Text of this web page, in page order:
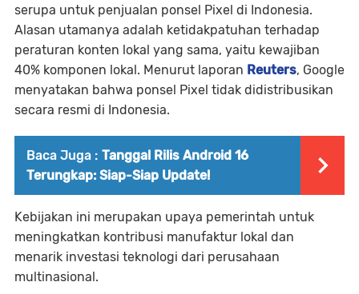
serupa untuk penjualan ponsel Pixel di Indonesia.
Alasan utamanya adalah ketidakpatuhan terhadap
peraturan konten lokal yang sama, yaitu kewajiban
40% komponen lokal. Menurut laporan Reuters, Google
menyatakan bahwa ponsel Pixel tidak didistribusikan
secara resmi di Indonesia.
Baca Juga : Tanggal Rilis Android 16
Terungkap: Siap-Siap Update!
Kebijakan ini merupakan upaya pemerintah untuk
meningkatkan kontribusi manufaktur lokal dan
menarik investasi teknologi dari perusahaan
multinasional.